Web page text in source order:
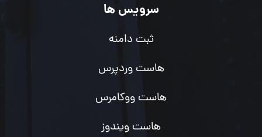
سرویس ها
ثبت دامنه
هاست وردپرس
هاست ووکامرس
هاست ویندوز